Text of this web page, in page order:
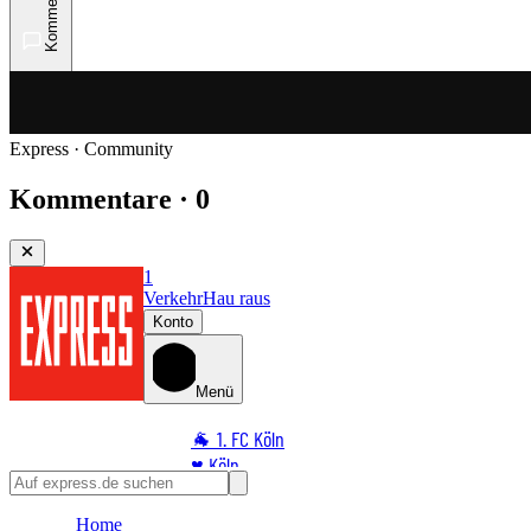
Express · Community
Kommentare · 0
1
VerkehrHau raus
Konto
Menü
🐐 1. FC Köln
♥️ Köln
⭐ Promi
Home